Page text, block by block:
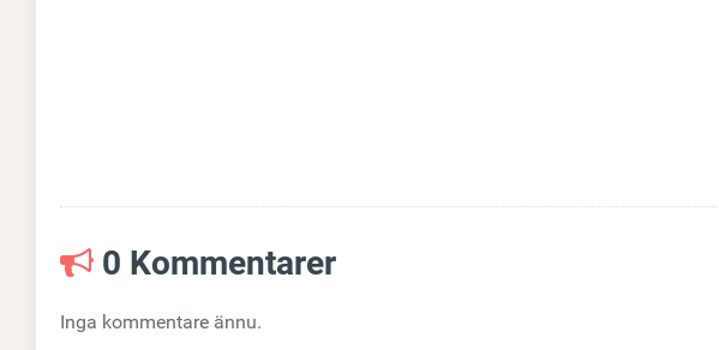
0 Kommentarer
Inga kommentare ännu.